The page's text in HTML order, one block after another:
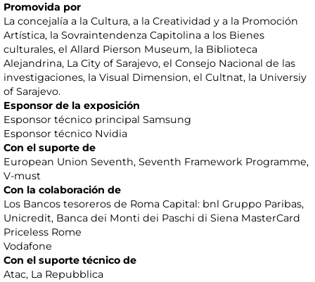
Promovida por
La concejalía a la Cultura, a la Creatividad y a la Promoción
Artística, la Sovraintendenza Capitolina a los Bienes
culturales, el Allard Pierson Museum, la Biblioteca
Alejandrina, La City of Sarajevo, el Consejo Nacional de las
investigaciones, la Visual Dimension, el Cultnat, la Universiy
of Sarajevo.
Esponsor de la exposición
Esponsor técnico principal Samsung
Esponsor técnico Nvidia
Con el suporte de
European Union Seventh, Seventh Framework Programme,
V-must
Con la colaboración de
Los Bancos tesoreros de Roma Capital: bnl Gruppo Paribas,
Unicredit, Banca dei Monti dei Paschi di Siena MasterCard
Priceless Rome
Vodafone
Con el suporte técnico de
Atac, La Repubblica